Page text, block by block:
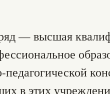
высшая
в этих